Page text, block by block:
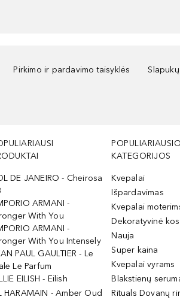
Pirkimo ir pardavimo taisyklės
DE JANEIRO - Cheirosa
ARMANI -
With You
ARMANI -
With You Intensely
PAUL GAULTIER - Le
Le Parfum
EILISH - Eilish
HARAMAIN - Amber Oud
KATEGORIJOS
Kvepalai
Išpardavimas
Kvepalai
Dekoratyvinė
Nauja
Super kaina
Kvepalai vyrams
Blakstienų
Rituals Dovanų